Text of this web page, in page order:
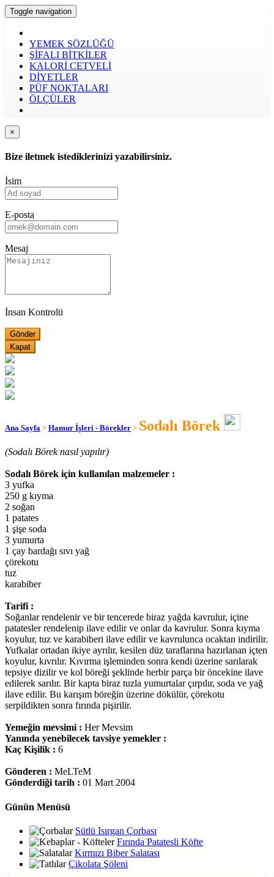
Toggle navigation
YEMEK SÖZLÜĞÜ
ŞİFALI BİTKİLER
KALORİ CETVELİ
DİYETLER
PÜF NOKTALARI
ÖLÇÜLER
×
Bize iletmek istediklerinizi yazabilirsiniz.
İsim
E-posta
Mesaj
İnsan Kontrolü
Kapat
Ana Sayfa > Hamur İşleri - Börekler > Sodalı Börek
(Sodalı Börek nasıl yapılır)
Sodalı Börek için kullanılan malzemeler :
3 yufka
250 g kıyma
2 soğan
1 patates
1 şişe soda
3 yumurta
1 çay bardağı sıvı yağ
çörekotu
tuz
karabiber
Tarifi :
Soğanlar rendelenir ve bir tencerede biraz yağda kavrulur, içine
patatesler rendelenip ilave edilir ve onlar da kavrulur. Sonra kıyma
koyulur, tuz ve karabiberi ilave edilir ve kavrulunca ocaktan indirilir.
Yufkalar ortadan ikiye ayrılır, kesilen düz taraflarına hazırlanan içten
koyulur, kıvrılır. Kıvırma işleminden sonra kendi üzerine sarılarak
tepsiye dizilir ve kol böreği şeklinde herbir parça bir öncekine ilave
edilerek sarılır. Bir kapta biraz tuzla yumurtalar çırpılır, soda ve yağ
ilave edilir. Bu karışım böreğin üzerine dökülür, çörekotu
serpildikten sonra fırında pişirilir.
Yemeğin mevsimi : Her Mevsim
Yanında yenebilecek tavsiye yemekler :
Kaç Kişilik : 6
Gönderen : MeLTeM
Gönderdiği tarih : 01 Mart 2004
Günün Menüsü
Sütlü Isırgan Çorbası
Fırında Patatesli Köfte
Kırmızı Biber Salatası
Çikolata Şöleni